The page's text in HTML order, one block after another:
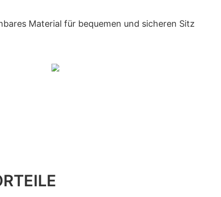
Material für bequemen und sicheren Sitz